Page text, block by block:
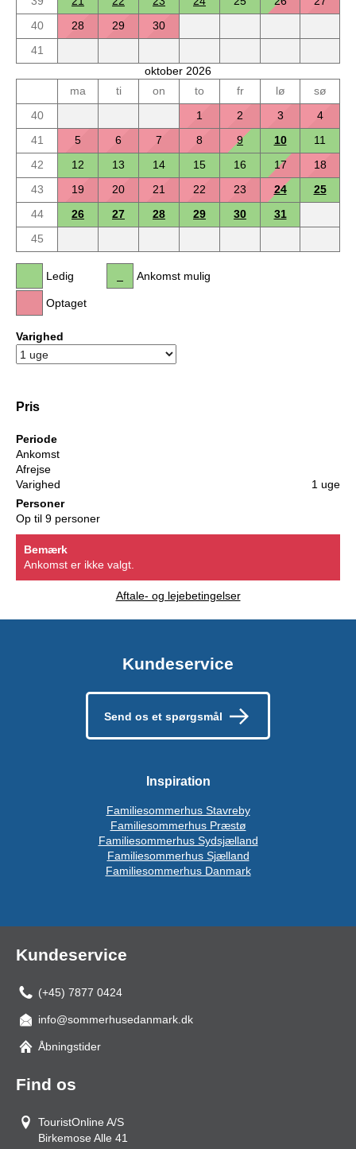
40
28 29
30
41
oktober 2026
ma
ti on to fr lø
sø
40
1 2 3
4
41
5 6 7 8 9 10
11
42
12 13 14 15 16 17
18
43
19 20 21 22 23 24
25
44
26 27 28 29 30
31
45
Ledig
Optaget
Ankomst mulig
Varighed
Pris
Periode
Ankomst
Afrejse
Varighed
1 uge
Personer
Op til 9 personer
Bemærk
Ankomst er ikke valgt.
Aftale- og lejebetingelser
Kundeservice
Send os et spørgsmål
Inspiration
Familiesommerhus Stavreby
Familiesommerhus Præstø
Familiesommerhus Sydsjælland
Familiesommerhus Sjælland
Familiesommerhus Danmark
Kundeservice
(+45) 7877 0424
info@sommerhusedanmark.dk
Åbningstider
Find os
TouristOnline A/S
Birkemose Alle 41